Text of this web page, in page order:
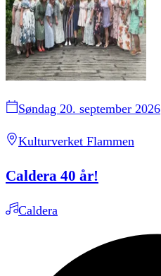
Søndag 20. september 2026
Kulturverket Flammen
Caldera 40 år!
Caldera